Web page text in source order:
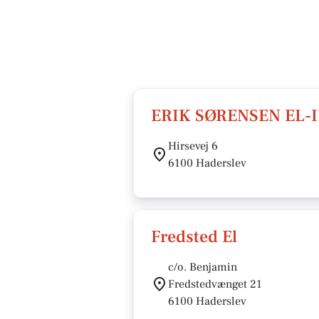
ERIK SØRENSEN
Hirsevej 6
6100 Haderslev
Fredsted El
c/o. Benjamin
Fredstedvænget 21
6100 Haderslev